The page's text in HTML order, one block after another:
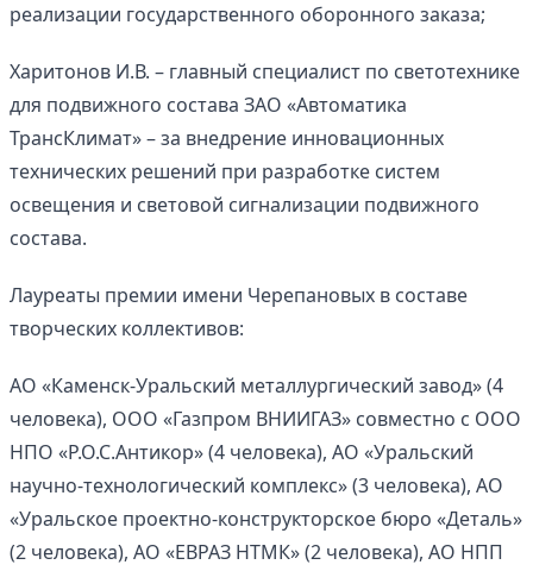
реализации государственного оборонного заказа;
Харитонов И.В. – главный специалист по светотехнике
для подвижного состава ЗАО «Автоматика
ТрансКлимат» – за внедрение инновационных
технических решений при разработке систем
освещения и световой сигнализации подвижного
состава.
Лауреаты премии имени Черепановых в составе
творческих коллективов:
АО «Каменск-Уральский металлургический завод» (4
человека), ООО «Газпром ВНИИГАЗ» совместно с ООО
НПО «Р.О.С.Антикор» (4 человека), АО «Уральский
научно-технологический комплекс» (3 человека), АО
«Уральское проектно-конструкторское бюро «Деталь»
(2 человека), АО «ЕВРАЗ НТМК» (2 человека), АО НПП